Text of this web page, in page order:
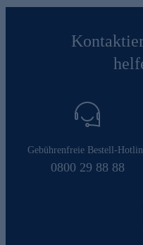
Gebührenfreie Bestell-
0800 29 88 88